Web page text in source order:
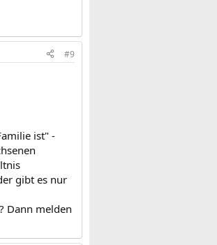
#9
ist" -
gibt es nur
Dann melden